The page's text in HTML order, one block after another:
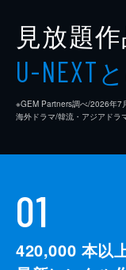
見放題
U-NEXT
※GEM Partners調べ/2026年7
海外ドラマ/韓流・アジアドラ
01
420,000 本以